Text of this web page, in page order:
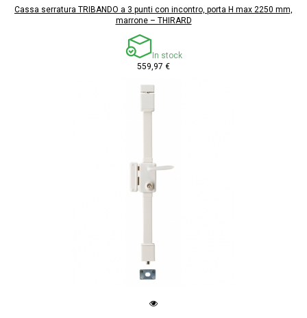
Cassa serratura TRIBANDO a 3 punti con incontro, porta H max 2250 mm,
marrone – THIRARD
In stock
559,97 €